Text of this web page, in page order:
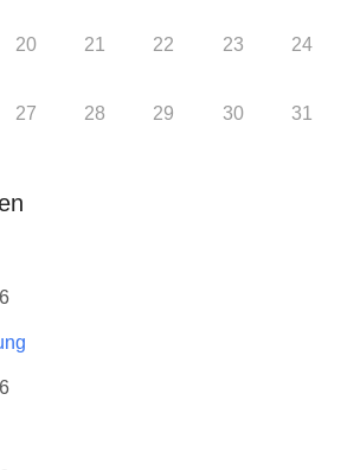
20 21 22 23 24
27 28 29 30 31